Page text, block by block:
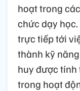
hoạt trong
chức dạy
trực tiếp tới
thành kỹ
huy được tính
trong hoạt